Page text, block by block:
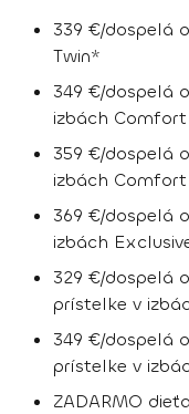
339 €/dospelá
Twin*
349 €/dospelá
izbách
359 €/dospelá
izbách Comfort
369 €/dospelá
izbách
329 €/dospelá
prístelke v
349 €/dospelá
prístelke v
ZADARMO